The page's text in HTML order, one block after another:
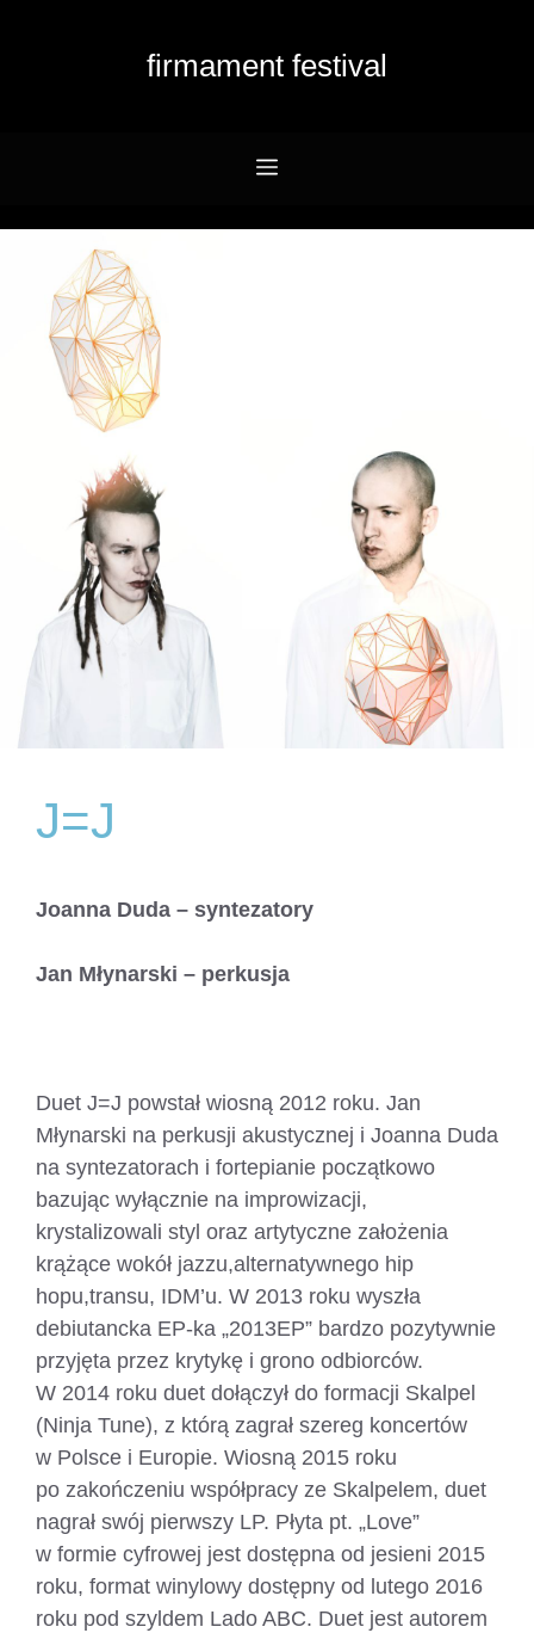
firmament festival
Menu
J=J
Joanna Duda – syntezatory
Jan Młynarski – perkusja
Duet J=J powstał wiosną 2012 roku. Jan
Młynarski na perkusji akustycznej i Joanna Duda
na syntezatorach i fortepianie początkowo
bazując wyłącznie na improwizacji,
krystalizowali styl oraz artytyczne założenia
krążące wokół jazzu,alternatywnego hip
hopu,transu, IDM’u. W 2013 roku wyszła
debiutancka EP-ka „2013EP” bardzo pozytywnie
przyjęta przez krytykę i grono odbiorców.
W 2014 roku duet dołączył do formacji Skalpel
(Ninja Tune), z którą zagrał szereg koncertów
w Polsce i Europie. Wiosną 2015 roku
po zakończeniu współpracy ze Skalpelem, duet
nagrał swój pierwszy LP. Płyta pt. „Love”
w formie cyfrowej jest dostępna od jesieni 2015
roku, format winylowy dostępny od lutego 2016
roku pod szyldem Lado ABC. Duet jest autorem